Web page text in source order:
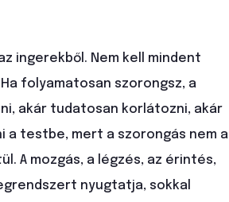
ingerekből. Nem kell mindent
folyamatosan szorongsz, a
akár tudatosan korlátozni, akár
a testbe, mert a szorongás nem a
A mozgás, a légzés, az érintés,
nyugtatja, sokkal